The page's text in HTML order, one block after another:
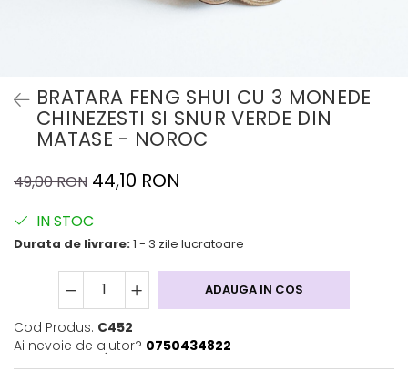
BRATARA FENG SHUI CU 3 MONEDE
CHINEZESTI SI SNUR VERDE DIN
MATASE - NOROC
49,00 RON 44,10 RON
IN STOC
Durata de livrare:1 - 3 zile lucratoare
ADAUGA IN COS
Cod Produs: C452
Ai nevoie de ajutor? 0750434822